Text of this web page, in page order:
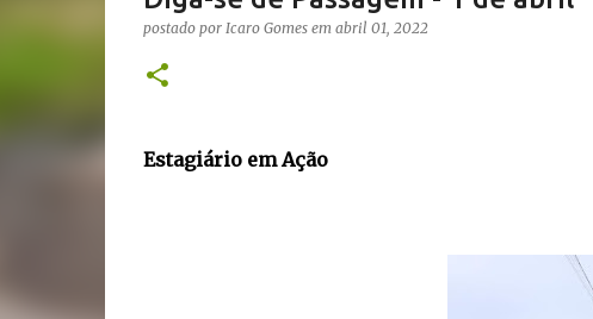
postado por Icaro Gomes em abril 01, 2022
Estagiário em Ação